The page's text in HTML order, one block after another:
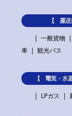
【 運
一般貨物
車
観光バス
【 電気・水
LPガス